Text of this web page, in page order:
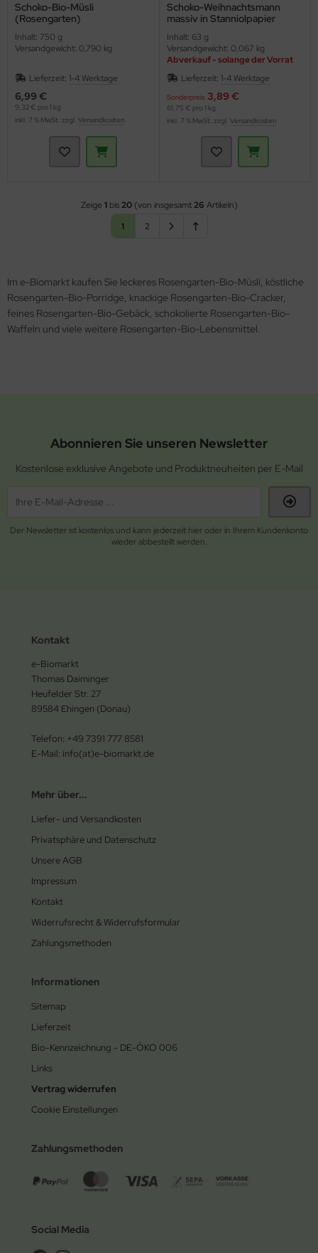
Schoko-Bio-Müsli
(Rosengarten)
Inhalt: 750 g
Versandgewicht: 0,790 kg
Lieferzeit: 1-4 Werktage
6,99 €
9,32 € pro 1 kg
inkl. 7 % MwSt. zzgl. Versandkosten
Schoko-Weihnachtsmann
massiv in Stanniolpapier
Inhalt: 63 g
Versandgewicht: 0,067 kg
Abverkauf - solange der Vorrat
reicht
Lieferzeit: 1-4 Werktage
Sonderpreis 3,89 €
61,75 € pro 1 kg
inkl. 7 % MwSt. zzgl. Versandkosten
Zeige 1bis20(von insgesamt26 Artikeln)
1
2
Im e-Biomarkt kaufen Sie leckeres Rosengarten-Bio-Müsli, köstliche
Rosengarten-Bio-Porridge, knackige Rosengarten-Bio-Cracker,
feines Rosengarten-Bio-Gebäck, schokolierte Rosengarten-Bio-
Waffeln und viele weitere Rosengarten-Bio-Lebensmittel.
Abonnieren Sie unseren Newsletter
Kostenlose exklusive Angebote und Produktneuheiten per E-Mail
Der Newsletter ist kostenlos und kann jederzeit hier oder in Ihrem Kundenkonto
wieder abbestellt werden.
Kontakt
e-Biomarkt
Thomas Daiminger
Heufelder Str. 27
89584 Ehingen (Donau)
Telefon: +49 7391 777 8581
E-Mail: info(at)e-biomarkt.de
Mehr über...
Liefer- und Versandkosten
Privatsphäre und Datenschutz
Unsere AGB
Impressum
Kontakt
Widerrufsrecht & Widerrufsformular
Zahlungsmethoden
Informationen
Sitemap
Lieferzeit
Bio-Kennzeichnung - DE-ÖKO 006
Links
Vertrag widerrufen
Cookie Einstellungen
Zahlungsmethoden
Social Media